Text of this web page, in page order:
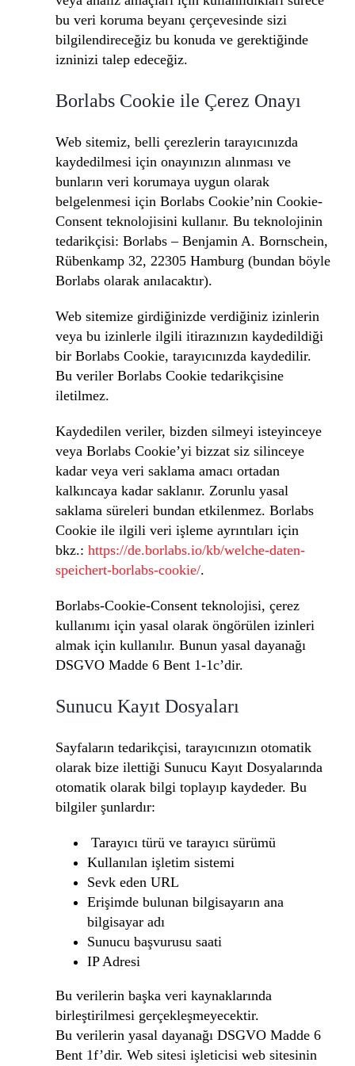
bu veri koruma beyanı çerçevesinde sizi
bilgilendireceğiz bu konuda ve gerektiğinde
izninizi talep edeceğiz.
Borlabs Cookie ile Çerez Onayı
Web sitemiz, belli çerezlerin tarayıcınızda
kaydedilmesi için onayınızın alınması ve
bunların veri korumaya uygun olarak
belgelenmesi için Borlabs Cookie’nin Cookie-
Consent teknolojisini kullanır. Bu teknolojinin
tedarikçisi: Borlabs – Benjamin A. Bornschein,
Rübenkamp 32, 22305 Hamburg (bundan böyle
Borlabs olarak anılacaktır).
Web sitemize girdiğinizde verdiğiniz izinlerin
veya bu izinlerle ilgili itirazınızın kaydedildiği
bir Borlabs Cookie, tarayıcınızda kaydedilir.
Bu veriler Borlabs Cookie tedarikçisine
iletilmez.
Kaydedilen veriler, bizden silmeyi isteyinceye
veya Borlabs Cookie’yi bizzat siz silinceye
kadar veya veri saklama amacı ortadan
kalkıncaya kadar saklanır. Zorunlu yasal
saklama süreleri bundan etkilenmez. Borlabs
Cookie ile ilgili veri işleme ayrıntıları için
bkz.: https://de.borlabs.io/kb/welche-daten-
speichert-borlabs-cookie/.
Borlabs-Cookie-Consent teknolojisi, çerez
kullanımı için yasal olarak öngörülen izinleri
almak için kullanılır. Bunun yasal dayanağı
DSGVO Madde 6 Bent 1-1c’dir.
Sunucu Kayıt Dosyaları
Sayfaların tedarikçisi, tarayıcınızın otomatik
olarak bize ilettiği Sunucu Kayıt Dosyalarında
otomatik olarak bilgi toplayıp kaydeder. Bu
bilgiler şunlardır:
Tarayıcı türü ve tarayıcı sürümü
Kullanılan işletim sistemi
Sevk eden URL
Erişimde bulunan bilgisayarın ana
bilgisayar adı
Sunucu başvurusu saati
IP Adresi
Bu verilerin başka veri kaynaklarında
birleştirilmesi gerçekleşmeyecektir.
Bu verilerin yasal dayanağı DSGVO Madde 6
Bent 1f’dir. Web sitesi işleticisi web sitesinin